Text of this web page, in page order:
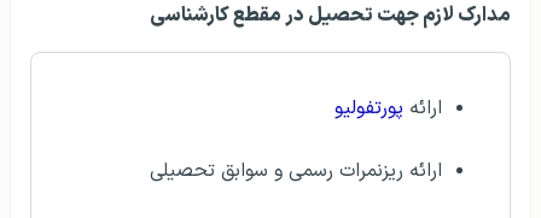
مدارک لازم جهت تحصیل در مقطع کارشناسی
ارائه پورتفولیو
ارائه ریزنمرات رسمی و سوابق تحصیلی